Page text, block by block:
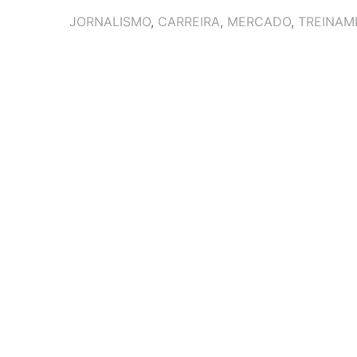
TAGS
JORNALISMO, CARREIRA, MERCADO,